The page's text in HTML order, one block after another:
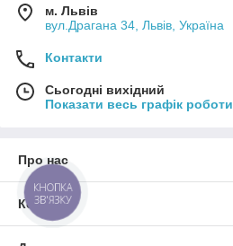
м. Львів
вул.Драгана 34, Львів, Україна
Контакти
Сьогодні вихідний
Показати весь графік роботи
Про нас
Контакти
КНОПКА
ЗВ'ЯЗКУ